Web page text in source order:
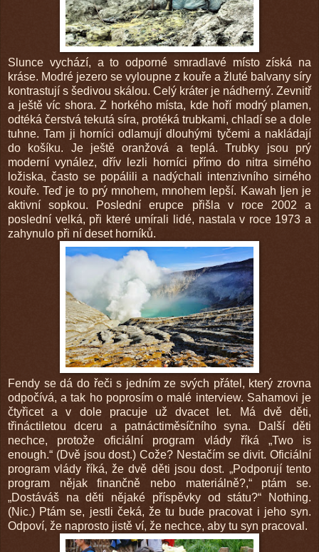
Slunce vychází, a to odporné smradlavé místo získá na
kráse. Modré jezero se vyloupne z kouře a žluté balvany síry
kontrastují s šedivou skálou. Celý kráter je nádherný. Zevnitř
a ještě víc shora. Z horkého místa, kde hoří modrý plamen,
odtéká čerstvá tekutá síra, protéká trubkami, chladí se a dole
tuhne. Tam ji horníci odlamují dlouhými tyčemi a nakládají
do košíku. Je ještě oranžová a teplá. Trubky jsou prý
moderní vynález, dřív lezli horníci přímo do nitra sirného
ložiska, často se popálili a nadýchali intenzivního sirného
kouře. Teď je to prý mnohem, mnohem lepší. Kawah Ijen je
aktivní sopkou. Poslední erupce přišla v roce 2002 a
poslední velká, při které umírali lidé, nastala v roce 1973 a
zahynulo při ní deset horníků.
Fendy se dá do řeči s jedním ze svých přátel, který zrovna
odpočívá, a tak ho poprosím o malé interview. Sahamovi je
čtyřicet a v dole pracuje už dvacet let. Má dvě děti,
třináctiletou dceru a patnáctiměsíčního syna. Další děti
nechce, protože oficiální program vlády říká „Two is
enough.“ (Dvě jsou dost.) Cože? Nestačím se divit. Oficiální
program vlády říká, že dvě děti jsou dost. „Podporují tento
program nějak finančně nebo materiálně?,“ ptám se.
„Dostáváš na děti nějaké příspěvky od státu?“ Nothing.
(Nic.) Ptám se, jestli čeká, že tu bude pracovat i jeho syn.
Odpoví, že naprosto jistě ví, že nechce, aby tu syn pracoval.